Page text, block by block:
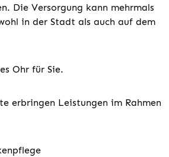
Die Versorgung kann mehrmals
in der Stadt als auch auf dem
Ohr für Sie.
erbringen Leistungen im Rahmen